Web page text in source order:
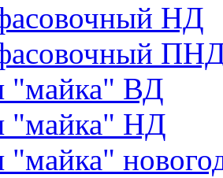
НД
"майка" ВД
"майка" НД
"майка"